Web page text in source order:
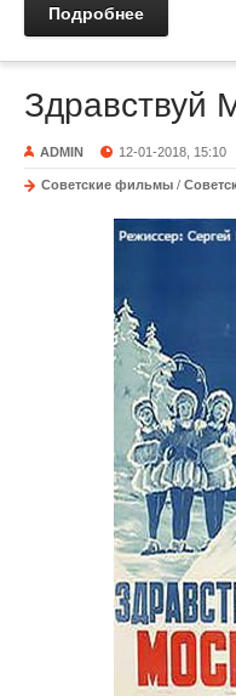
Подробнее
Здравствуй
ADMIN 12-01-2018, 15:10
Советские фильмы /